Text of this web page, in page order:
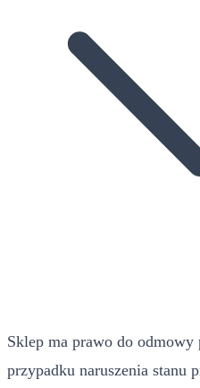
Sklep ma prawo do
przypadku naruszenia stanu